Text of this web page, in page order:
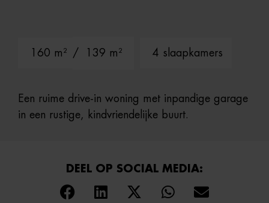
160 m² / 139 m² 4 slaapkamers
Een ruime drive-in woning met inpandige garage
in een rustige, kindvriendelijke buurt.
DEEL OP SOCIAL MEDIA: